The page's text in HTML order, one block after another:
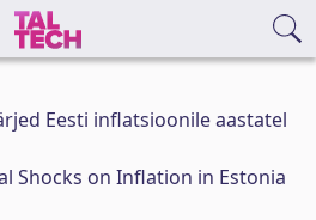
Eesti inflatsioonile aastatel
Shocks on Inflation in Estonia